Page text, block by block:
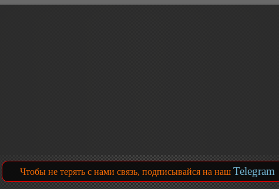
Чтобы не терять с нами связь, подписывайся на наш Telegram